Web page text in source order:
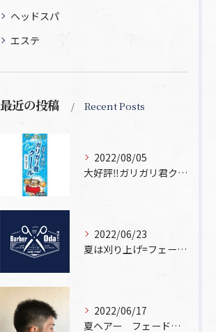
ヘッドスパ
エステ
最近の投稿 Recent Posts
2022/08/05
大好評‼ガリガリ君クーールシャンプー
2022/06/23
夏は刈り上げ=フェードスタイル
2022/06/17
夏ヘアー フェードスタイル